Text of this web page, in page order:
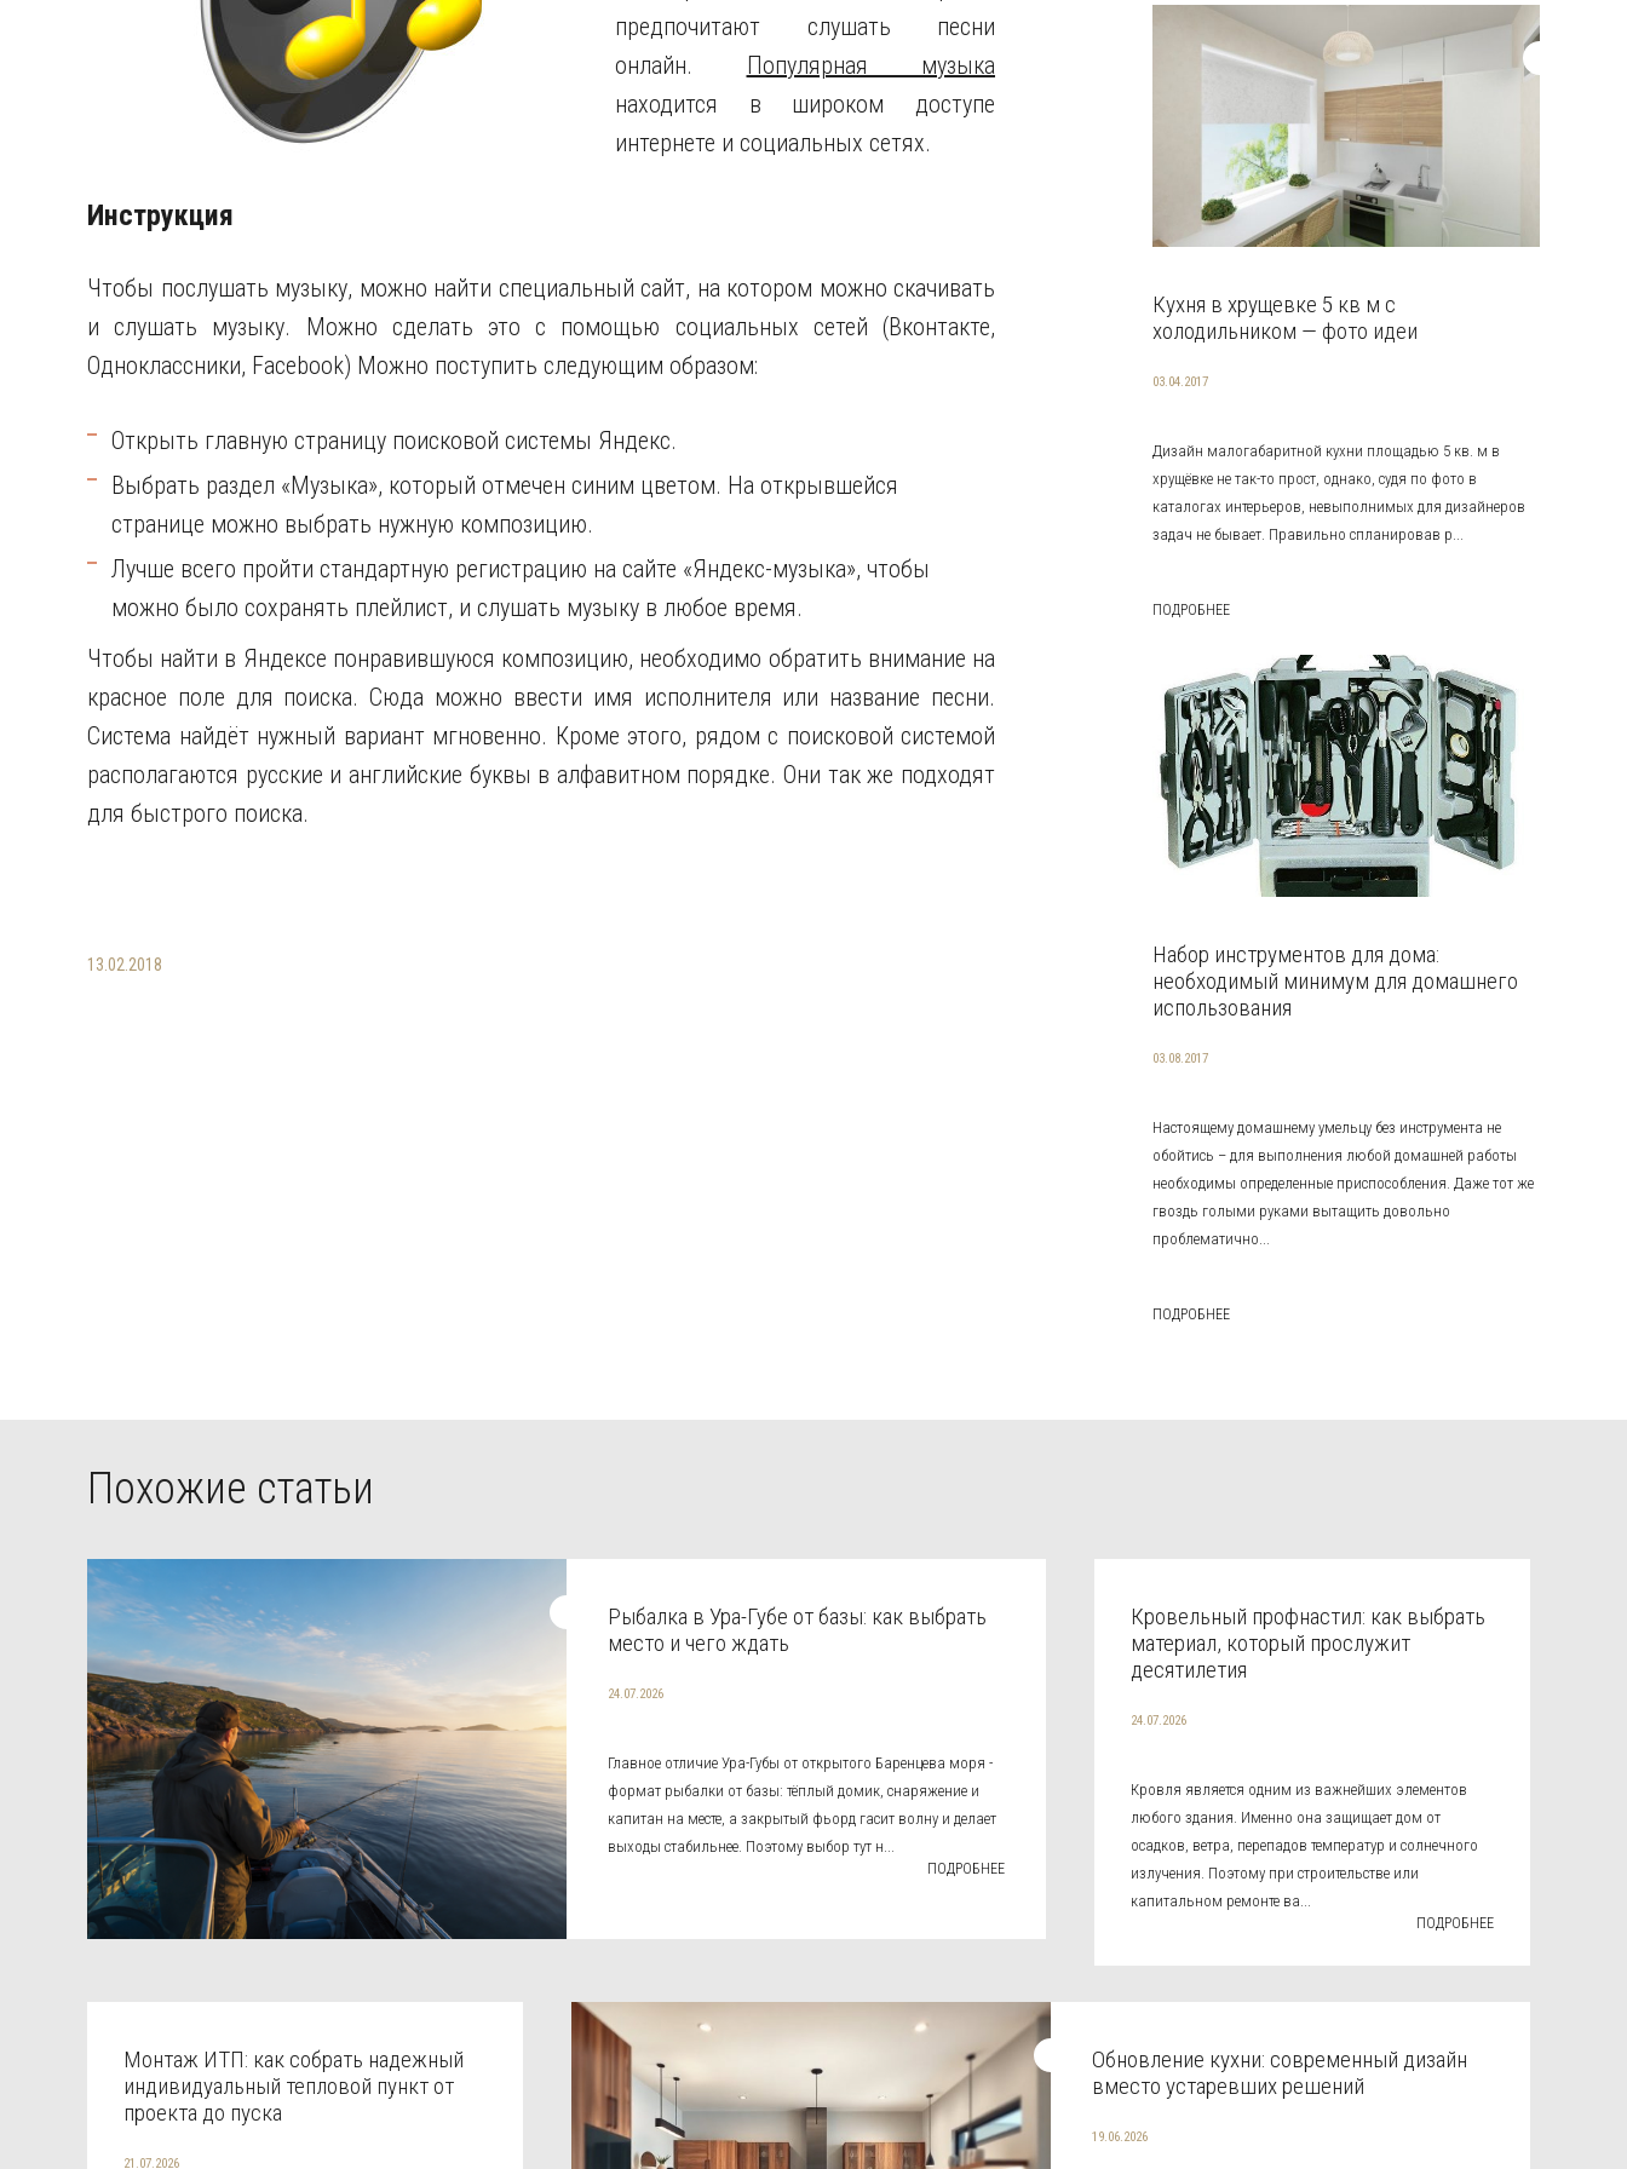
предпочитают слушать песни
онлайн. Популярная музыка
находится в широком доступе
интернете и социальных сетях.
Инструкция
Чтобы послушать музыку, можно найти специальный сайт, на котором можно скачивать
и слушать музыку. Можно сделать это с помощью социальных сетей (Вконтакте,
Одноклассники, Facebook) Можно поступить следующим образом:
Открыть главную страницу поисковой системы Яндекс.
Выбрать раздел «Музыка», который отмечен синим цветом. На открывшейся
странице можно выбрать нужную композицию.
Лучше всего пройти стандартную регистрацию на сайте «Яндекс-музыка», чтобы
можно было сохранять плейлист, и слушать музыку в любое время.
Чтобы найти в Яндексе понравившуюся композицию, необходимо обратить внимание на
красное поле для поиска. Сюда можно ввести имя исполнителя или название песни.
Система найдёт нужный вариант мгновенно. Кроме этого, рядом с поисковой системой
располагаются русские и английские буквы в алфавитном порядке. Они так же подходят
для быстрого поиска.
13.02.2018
Кухня в хрущевке 5 кв м с
холодильником — фото идеи
03.04.2017
Дизайн малогабаритной кухни площадью 5 кв. м в
хрущёвке не так-то прост, однако, судя по фото в
каталогах интерьеров, невыполнимых для дизайнеров
задач не бывает. Правильно спланировав р...
ПОДРОБНЕЕ
Набор инструментов для дома:
необходимый минимум для домашнего
использования
03.08.2017
Настоящему домашнему умельцу без инструмента не
обойтись – для выполнения любой домашней работы
необходимы определенные приспособления. Даже тот же
гвоздь голыми руками вытащить довольно
проблематично...
ПОДРОБНЕЕ
Похожие статьи
Рыбалка в Ура-Губе от базы: как выбрать
место и чего ждать
24.07.2026
Главное отличие Ура-Губы от открытого Баренцева моря -
формат рыбалки от базы: тёплый домик, снаряжение и
капитан на месте, а закрытый фьорд гасит волну и делает
выходы стабильнее. Поэтому выбор тут н...
ПОДРОБНЕЕ
Кровельный профнастил: как выбрать
материал, который прослужит
десятилетия
24.07.2026
Кровля является одним из важнейших элементов
любого здания. Именно она защищает дом от
осадков, ветра, перепадов температур и солнечного
излучения. Поэтому при строительстве или
капитальном ремонте ва...
ПОДРОБНЕЕ
Монтаж ИТП: как собрать надежный
индивидуальный тепловой пункт от
проекта до пуска
21.07.2026
Обновление кухни: современный дизайн
вместо устаревших решений
19.06.2026